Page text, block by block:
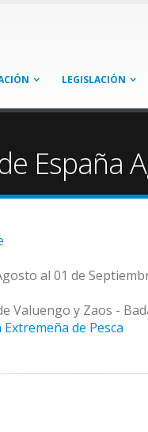
LEGISLACIÓN
España
al 01 de
Valuengo y Zaos -
Extremeña de Pesca